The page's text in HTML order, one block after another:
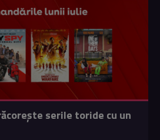
serile toride cu un